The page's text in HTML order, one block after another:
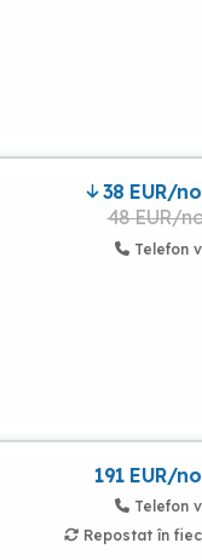
38 EUR/
48 EUR/
Telefon
191 EUR/
Telefon
Repostat în